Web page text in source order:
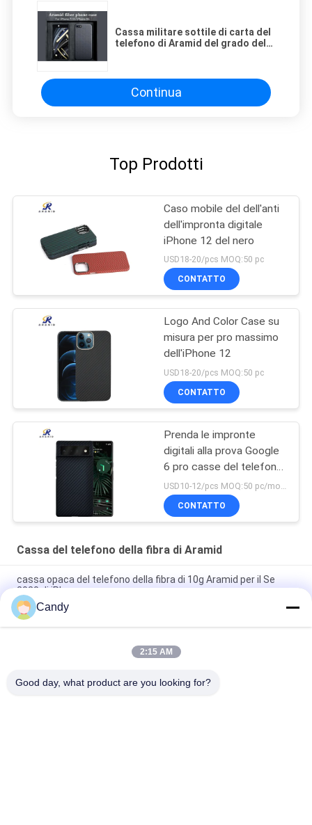
Cassa militare sottile di carta del
telefono di Aramid del grado del
Continua
Top Prodotti
Caso mobile del dell'anti
dell'impronta digitale
iPhone 12 del nero
USD18-20/pcs MOQ:50 pc
CONTATTO
Logo And Color Case su
misura per pro massimo
dell'iPhone 12
USD18-20/pcs MOQ:50 pc
CONTATTO
Prenda le impronte
digitali alla prova Google
6 pro casse del telefono
di Aramid
CONTATTO
Cassa del telefono della fibra di Aramid
cassa opaca del telefono della fibra di 10g Aramid per il Se
2020 di iPhone
cassa lucida rossa del telefono della fibra di Aramid di
rivestimento di iPhone X
Cassa protettiva dell'anti dell'impronta digitale di Aramid
Candy
2:15 AM
Good day, what product are you looking for?